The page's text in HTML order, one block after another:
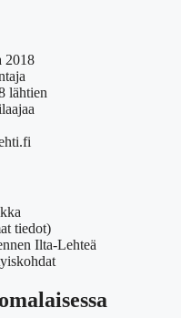
2018
lähtien
tiedot)
Ilta-Lehteä